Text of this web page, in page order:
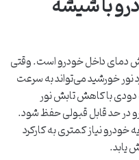
دمای داخل خودرو است. وقتی
نور خورشید می‌تواند به سرعت
با کاهش تابش نور
در حد قابل قبولی حفظ شود.
نیاز کمتری به کارکرد
یابد.